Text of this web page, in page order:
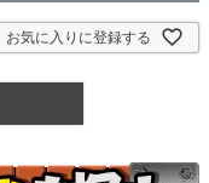
お気に入りに登録する